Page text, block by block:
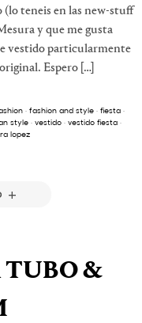
(lo teneis en las new-stuff
y que me gusta
vestido particularmente
Espero […]
· fashion and style · fiesta ·
style · vestido · vestido fiesta ·
lopez
TUBO &